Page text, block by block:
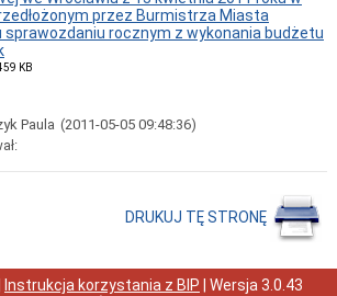
przez Burmistrza Miasta
rocznym z wykonania budżetu
KB
Paula (2011-05-05 09:48:36)
DRUKUJ TĘ STRONĘ
Instrukcja korzystania z BIP | Wersja 3.0.43